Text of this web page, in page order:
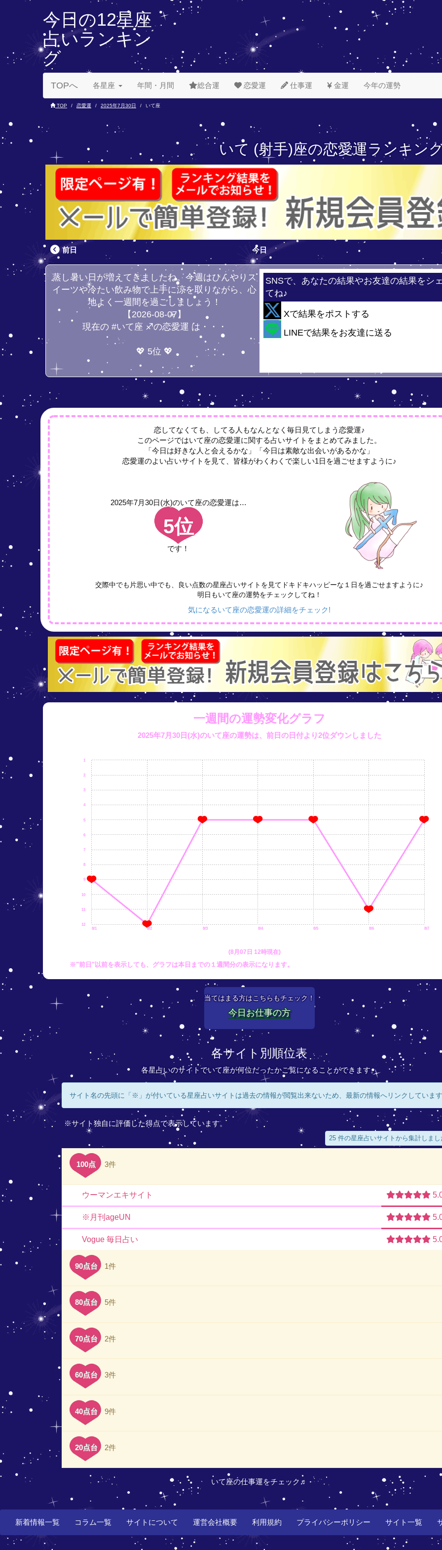
今日の12星座
占いランキン
グ
TOPへ 各星座 年間・月間 総合運 恋愛運 仕事運 金運 今年の運勢
TOP 恋愛運 2025年7月30日 いて座
いて (射手)座の恋愛運ランキン
前日 今日
蒸し暑い日が増えてきましたね。今週はひんやりス
イーツや冷たい飲み物で上手に涼を取りながら、心
地よく一週間を過ごしましょう！
【2026-08-07】
現在の #いて座 ♐の恋愛運 は・・・
💖 5位 💖
SNSで、あなたの結果やお友達の結果をシ
てね♪
Xで結果をポストする
LINEで結果をお友達に送る
恋してなくても、してる人もなんとなく毎日見てしまう恋愛運♪
このページではいて座の恋愛運に関する占いサイトをまとめてみました。
「今日は好きな人と会えるかな」「今日は素敵な出会いがあるかな」
恋愛運のよい占いサイトを見て、皆様がわくわくで楽しい1日を過ごせますように♪
2025年7月30日(水)のいて座の恋愛運は…
5位
です！
交際中でも片思い中でも、良い点数の星座占いサイトを見てドキドキハッピーな１日を過ごせますように♪
明日もいて座の運勢をチェックしてね！
気になるいて座の恋愛運の詳細をチェック!
一週間の運勢変化グラフ
2025年7月30日(水)のいて座の運勢は、 前日の日付より2位ダウンしました
8/1 8/2 8/3 8/4 8/5 8/6 8/7
12
11
10
9
8
7
6
5
4
3
2
1
(8月07日 12時現在)
※"前日"以前を表示しても、グラフは本日までの１週間分の表示になります。
当てはまる方はこちらもチェック！
今日お仕事の方
各サイト別順位表
各星占いのサイトでいて座が何位だったかご覧になることができます。
サイト名の先頭に「※」が付いている星座占いサイトは過去の情報が閲覧出来ないため、最新の情報へリンクしていま
※サイト独自に評価した得点で表示しています。
25 件の星座占いサイトから集計しまし
100点 3件
ウーマンエキサイト
※月刊ageUN
Vogue 毎日占い
90点台 1件
80点台 5件
70点台 2件
60点台 3件
40点台 9件
20点台 2件
いて座の仕事運をチェック♬
新着情報一覧 コラム一覧 サイトについて 運営会社概要 利用規約 プライバシーポリシー サイト一覧